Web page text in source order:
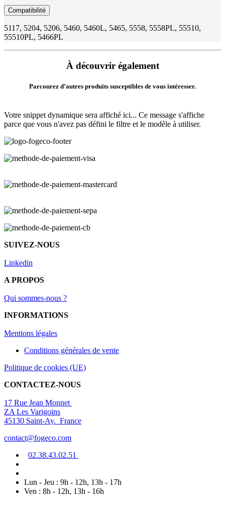
Compatibilité
5117, 5204, 5206, 5460, 5460L, 5465, 5558, 5558PL, 55510,
55510PL, 5466PL
À découvrir également
Parcourez d’autres produits susceptibles de vous intéresser.
Votre snippet dynamique sera affiché ici... Ce message s'affiche
parce que vous n'avez pas défini le filtre et le modèle à utiliser.
SUIVEZ-NOUS
Linkedin
A PROPOS
Qui sommes-nous ?
INFORMATIONS
Mentions légales
Conditions générales de vente
Politique de cookies (UE)
CONTACTEZ-NOUS
17 Rue Jean Monnet
ZA Les Varigoins
45130 Saint-Ay. France
contact@fogeco.com
02.38.43.02.51
Lun - Jeu : 9h - 12h, 13h - 17h
Ven : 8h - 12h, 13h - 16h